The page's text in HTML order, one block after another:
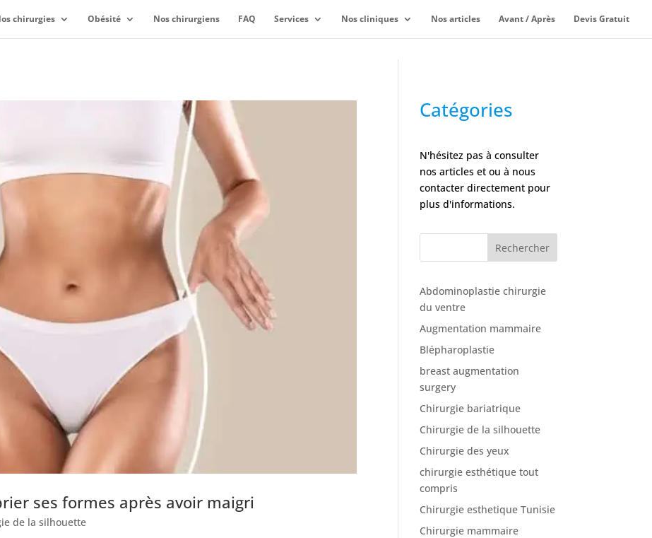
chirurgies Obésité Nos chirurgiens FAQ Services Nos cliniques Nos articles Avant / Après Devis Gratuit
ses formes après avoir maigri
de la silhouette
Catégories
N'hésitez pas à consulter
nos articles et ou à nous
contacter directement pour
plus d'informations.
Rechercher
Abdominoplastie chirurgie
du ventre
Augmentation mammaire
Blépharoplastie
breast augmentation
surgery
Chirurgie bariatrique
Chirurgie de la silhouette
Chirurgie des yeux
chirurgie esthétique tout
compris
Chirurgie esthetique Tunisie
Chirurgie mammaire